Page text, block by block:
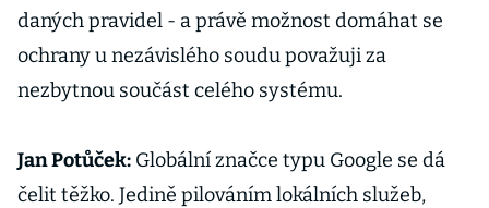
daných pravidel - a právě možnost domáhat se
ochrany u nezávislého soudu považuji za
nezbytnou součást celého systému.
Jan Potůček: Globální značce typu Google se dá
čelit těžko. Jedině pilováním lokálních služeb,